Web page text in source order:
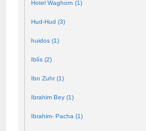
Hotel Waghorn (1)
Hud-Hud (3)
huidos (1)
Iblís (2)
Ibn Zuhr (1)
Ibrahim Bey (1)
Ibrahim- Pacha (1)